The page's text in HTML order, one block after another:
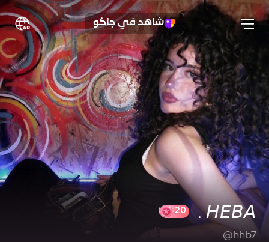
شاهد في جاكو
𝘏𝘌𝘉𝘈 .
@hhb7